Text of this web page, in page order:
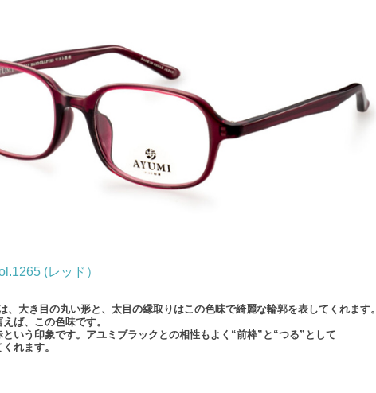
(レッド）
、大き目の丸い形と、太目の縁取りはこの色味で綺麗な輪郭を表してくれます。
ば、この色味です。
いう印象です。アユミブラックとの相性もよく“前枠”と“つる”として
れます。